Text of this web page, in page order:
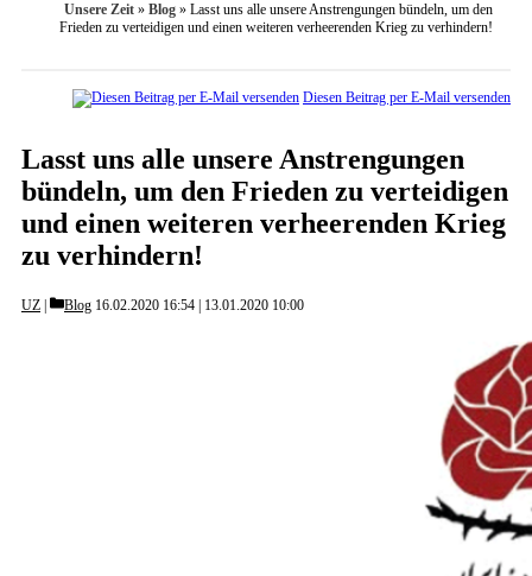
Unsere Zeit » Blog » Lasst uns alle unsere Anstrengungen bündeln, um den
Frieden zu verteidigen und einen weiteren verheerenden Krieg zu verhindern!
Diesen Beitrag per E-Mail versenden
Lasst uns alle unsere Anstrengungen
bündeln, um den Frieden zu verteidigen
und einen weiteren verheerenden Krieg
zu verhindern!
UZ Categories
Blog 16.02.2020 16:54 13.01.2020 10:00